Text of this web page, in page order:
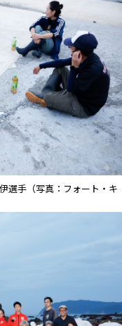
選手（写真：フォート・キ